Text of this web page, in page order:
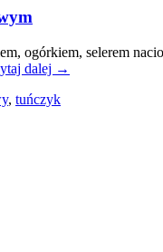
ogórkiem, selerem
dalej →
, tuńczyk